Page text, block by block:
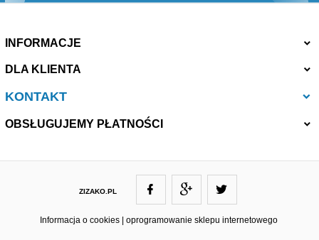
INFORMACJE
DLA KLIENTA
KONTAKT
OBSŁUGUJEMY PŁATNOŚCI
ZIZAKO.PL
Informacja o cookies oprogramowanie sklepu internetowego